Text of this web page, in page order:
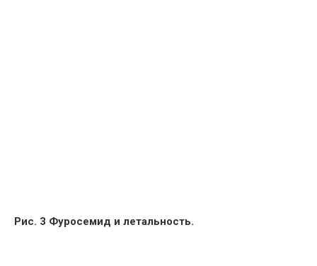
Рис. 3 Фуросемид и летальность.